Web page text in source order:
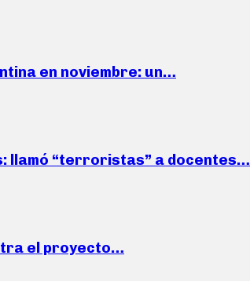
en noviembre: un…
llamó “terroristas” a docentes…
el proyecto…